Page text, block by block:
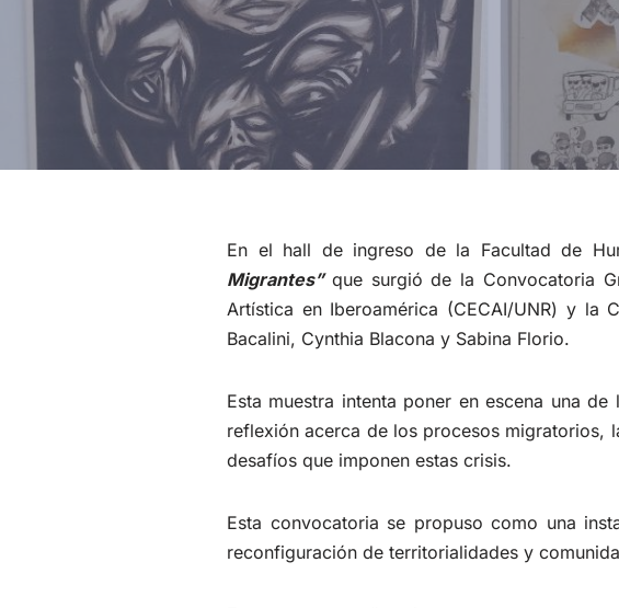
En el hall de ingreso de la Facultad de
Migrantes” que surgió de la Convocatoria
Artística en Iberoamérica (CECAI/UNR) y la
Bacalini, Cynthia Blacona y Sabina Florio.
Esta muestra intenta poner en escena una
reflexión acerca de los procesos
desafíos que imponen estas crisis.
Esta convocatoria se propuso como una
reconfiguración de territorialidades y